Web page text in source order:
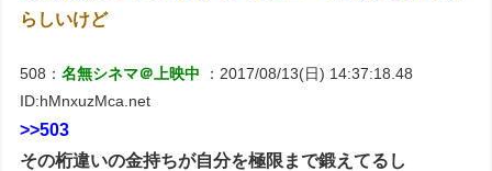
らしいけど
508：名無シネマ＠上映中
：2017/08/13(日) 14:37:18.48
ID:hMnxuzMca.net
>>503
その桁違いの金持ちが自分を極限まで鍛えてるし